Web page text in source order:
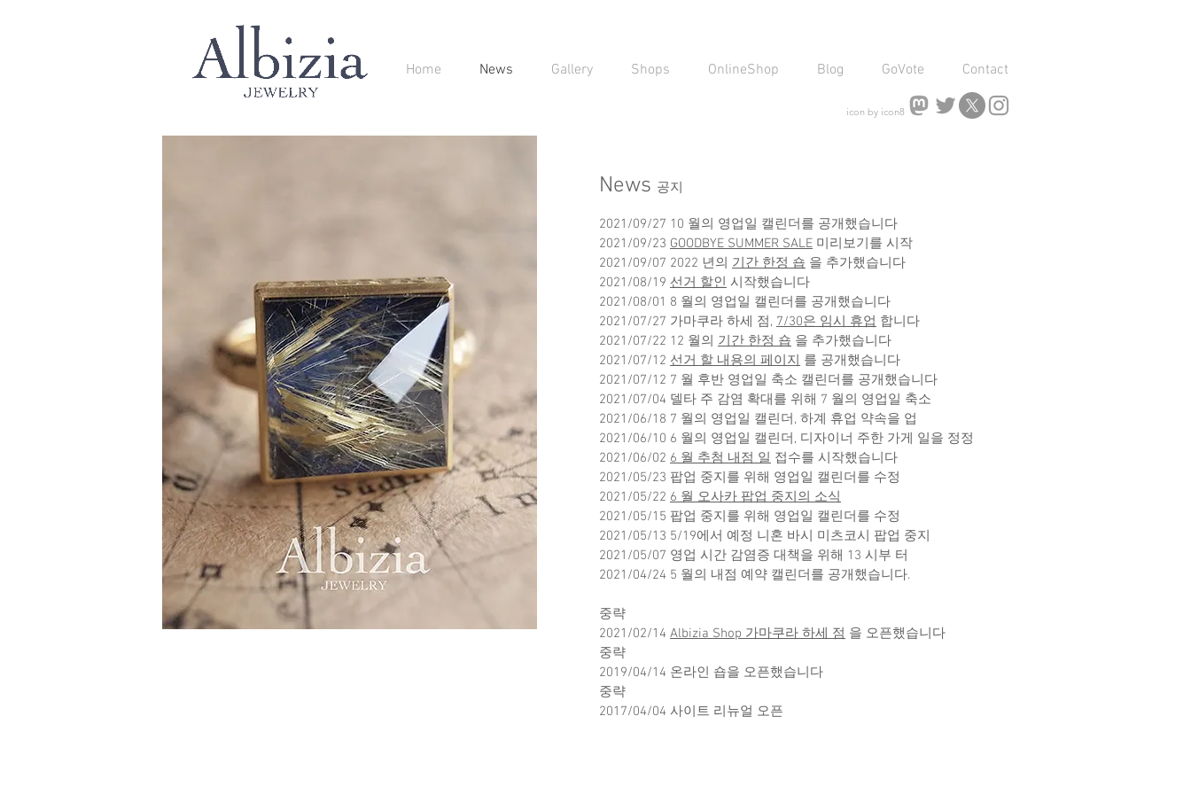
Home News Gallery Shops OnlineShop Blog GoVote Contact
icon by icon8
News 공지
2021/09/27 10 월의 영업일 캘린더를 공개했습니다
2021/09/23 GOODBYE SUMMER SALE 미리보기를 시작
2021/09/07 2022 년의 기간 한정 숍 을 추가했습니다
2021/08/19 선거 할인 시작했습니다
2021/08/01 8 월의 영업일 캘린더를 공개했습니다
2021/07/27 가마쿠라 하세 점, 7/30은 임시 휴업 합니다
2021/07/22 12 월의 기간 한정 숍 을 추가했습니다
2021/07/12 선거 할 내용의 페이지 를 공개했습니다
2021/07/12 7 월 후반 영업일 축소 캘린더를 공개했습니다
2021/07/04 델타 주 감염 확대를 위해 7 월의 영업일 축소
2021/06/18 7 월의 영업일 캘린더, 하계 휴업 약속을 업
2021/06/10 6 월의 영업일 캘린더, 디자이너 주한 가게 일을 정정
2021/06/02 6 월 추첨 내점 일 접수를 시작했습니다
2021/05/23 팝업 중지를 위해 영업일 캘린더를 수정
2021/05/22 6 월 오사카 팝업 중지의 소식
2021/05/15 팝업 중지를 위해 영업일 캘린더를 수정
2021/05/13 5/19에서 예정 니혼 바시 미츠코시 팝업 중지
2021/05/07 영업 시간 감염증 대책을 위해 13 시부 터
2021/04/24 5 월의 내점 예약 캘린더를 공개했습니다.
중략
2021/02/14 Albizia Shop 가마쿠라 하세 점 을 오픈했습니다
중략
2019/04/14 온라인 숍을 오픈했습니다
중략
2017/04/04 사이트 리뉴얼 오픈